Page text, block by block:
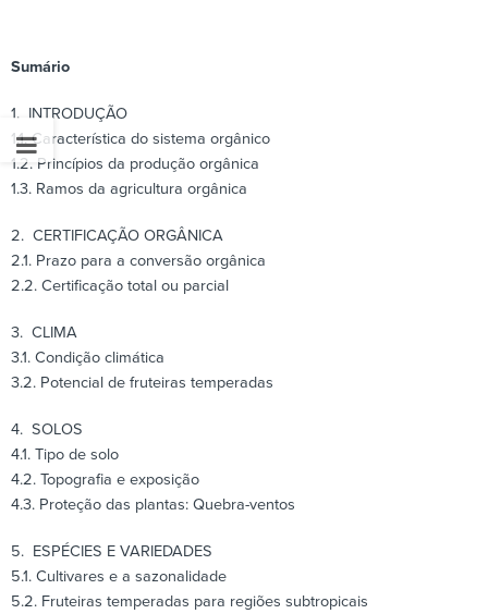
Sumário
1. INTRODUÇÃO
1.1. Característica do sistema orgânico
1.2. Princípios da produção orgânica
1.3. Ramos da agricultura orgânica
2. CERTIFICAÇÃO ORGÂNICA
2.1. Prazo para a conversão orgânica
2.2. Certificação total ou parcial
3. CLIMA
3.1. Condição climática
3.2. Potencial de fruteiras temperadas
4. SOLOS
4.1. Tipo de solo
4.2. Topografia e exposição
4.3. Proteção das plantas: Quebra-ventos
5. ESPÉCIES E VARIEDADES
5.1. Cultivares e a sazonalidade
5.2. Fruteiras temperadas para regiões subtropicais